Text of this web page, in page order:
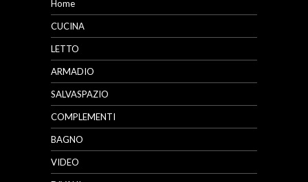
Home
CUCINA
LETTO
ARMADIO
SALVASPAZIO
COMPLEMENTI
BAGNO
VIDEO